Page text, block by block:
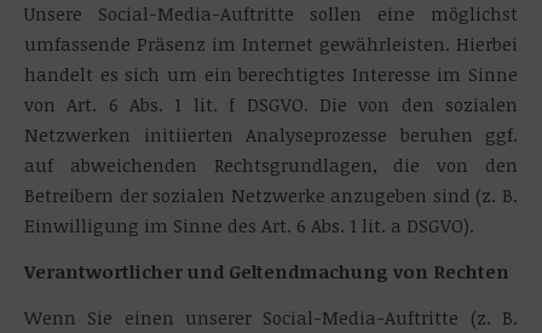
Unsere Social-Media-Auftritte sollen eine möglichst
umfassende Präsenz im Internet gewährleisten. Hierbei
handelt es sich um ein berechtigtes Interesse im Sinne
von Art. 6 Abs. 1 lit. f DSGVO. Die von den sozialen
Netzwerken initiierten Analyseprozesse beruhen ggf.
auf abweichenden Rechtsgrundlagen, die von den
Betreibern der sozialen Netzwerke anzugeben sind (z. B.
Einwilligung im Sinne des Art. 6 Abs. 1 lit. a DSGVO).
Verantwortlicher und Geltendmachung von Rechten
Wenn Sie einen unserer Social-Media-Auftritte (z. B.